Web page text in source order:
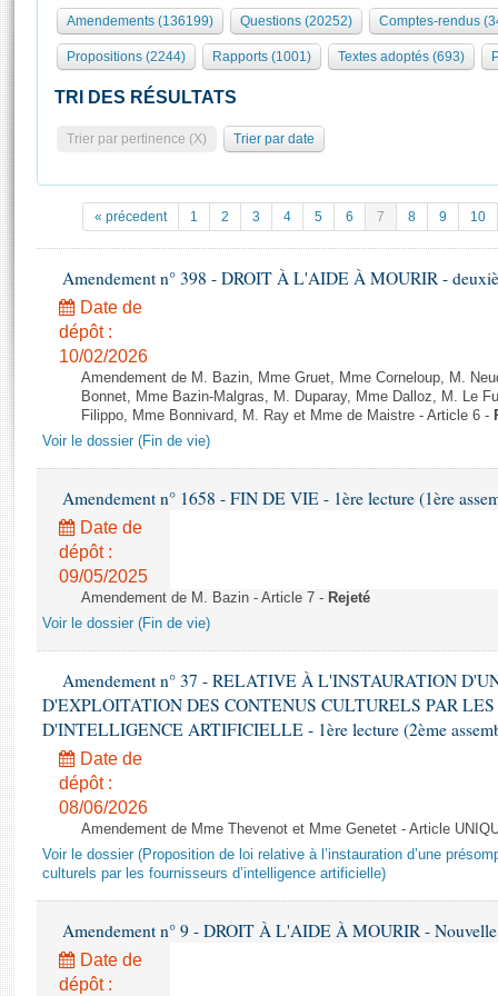
577 députés
Groupes politiques
Commissions et autres organes
Europe et International
Pétitions
Projets de loi
Propositions de loi
Amendements
Textes adoptés
Rapports d'information
Rapports d'enquête
Rapports sur l'application des lois
Baromètre de l’application des lois
Dossiers législatifs
Budget et sécurité sociale
Questions écrites et orales
Comptes rendus des débats
Organisation de l'Assemblée
Présidence Conférence des Présidents Bureau Collège des
Statistiques et chiffres clés
Documents de référence
( Constitution | Règlement de l'Assemblée ... )
Histoire
Juniors
Anciennes législatures
Liens vers les sites publics
Visite virtuelle du palais Bourbon
Assister à une séance
La Bibliothèque
Contacts et plan d'accès
Photos libres de droit
Amendements (136199) Questions (20252) Comptes-rendus
Propositions (2244) Rapports (1001) Textes adoptés (693)
TRI DES RÉSULTATS
Trier par pertinence (X) Trier par date
« précedent 1 2 3 4 5 6 7 8 9 10
Amendement n° 398 - DROIT À L'AIDE À MOURIR -
Date de
dépôt :
10/02/2026
Amendement de M. Bazin, Mme Gruet, Mme Corneloup, M.
Bonnet, Mme Bazin-Malgras, M. Duparay, Mme Dalloz, M. Le
Filippo, Mme Bonnivard, M. Ray et Mme de Maistre - Article 6 -
Voir le dossier (Fin de vie)
Amendement n° 1658 - FIN DE VIE - 1ère lecture (1ère
Date de
dépôt :
09/05/2025
Amendement de M. Bazin - Article 7 - Rejeté
Voir le dossier (Fin de vie)
Amendement n° 37 - RELATIVE À L'INSTAURATION
D'EXPLOITATION DES CONTENUS CULTURELS PAR LES
D'INTELLIGENCE ARTIFICIELLE - 1ère lecture (2ème
Date de
dépôt :
08/06/2026
Amendement de Mme Thevenot et Mme Genetet - Article
Voir le dossier (Proposition de loi relative à l’instauration d’une
culturels par les fournisseurs d’intelligence artificielle)
Amendement n° 9 - DROIT À L'AIDE À MOURIR -
Date de
dépôt :